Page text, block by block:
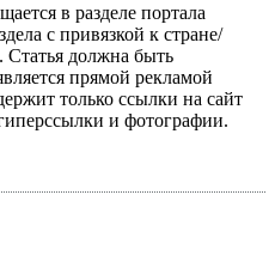
в разделе портала
с привязкой к стране/
Статья должна быть
прямой рекламой
только ссылки на сайт
и фотографии.